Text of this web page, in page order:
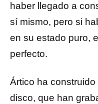
haber llegado a
sí mismo, pero si
en su estado puro,
perfecto.
Ártico ha
disco, que han